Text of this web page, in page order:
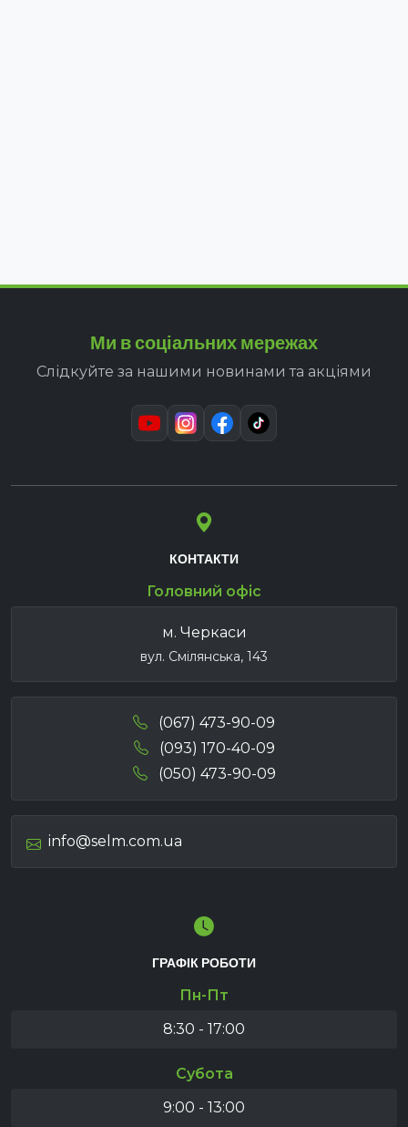
Ми в соціальних мережах
Слідкуйте за нашими новинами та акціями
КОНТАКТИ
Головний офіс
м. Черкаси
вул. Смілянська, 143
(067) 473-90-09
(093) 170-40-09
(050) 473-90-09
info@selm.com.ua
ГРАФІК РОБОТИ
Пн-Пт
8:30 - 17:00
Субота
9:00 - 13:00